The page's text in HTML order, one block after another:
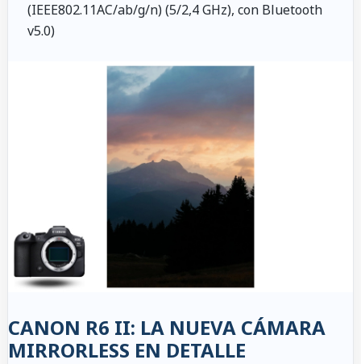
(IEEE802.11AC/ab/g/n) (5/2,4 GHz), con Bluetooth
v5.0)
CANON R6 II: LA NUEVA CÁMARA
MIRRORLESS EN DETALLE